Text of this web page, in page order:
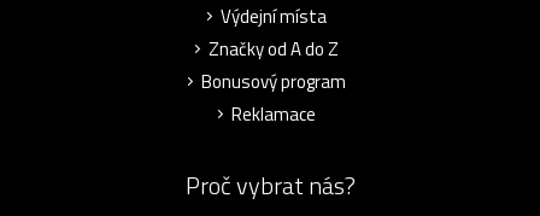
Výdejní místa
Značky od A do Z
Bonusový program
Reklamace
Proč vybrat nás?